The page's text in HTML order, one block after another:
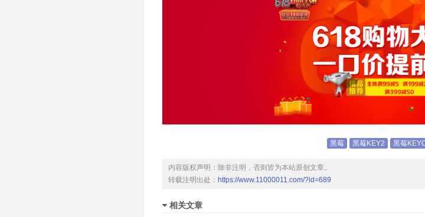
黑莓 黑莓KEY2 黑莓
内容版权声明：除非注明，否则皆为本站原创文章。
转载注明出处：https://www.11000011.com/?id=689
相关文章